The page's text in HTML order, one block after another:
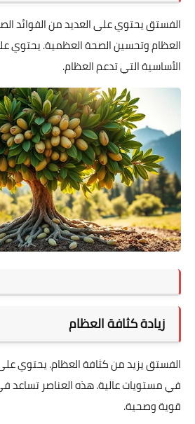
الفستق يحتوي على العديد من الفوائد
العظام وتحسين الصحة العظمية. يحتوي
الأساسية التي تدعم العظام.
زيادة كثافة العظام
الفستق يزيد من كثافة العظام. يحتوي
في مستويات عالية. هذه العناصر تساعد
قوية وصحية.